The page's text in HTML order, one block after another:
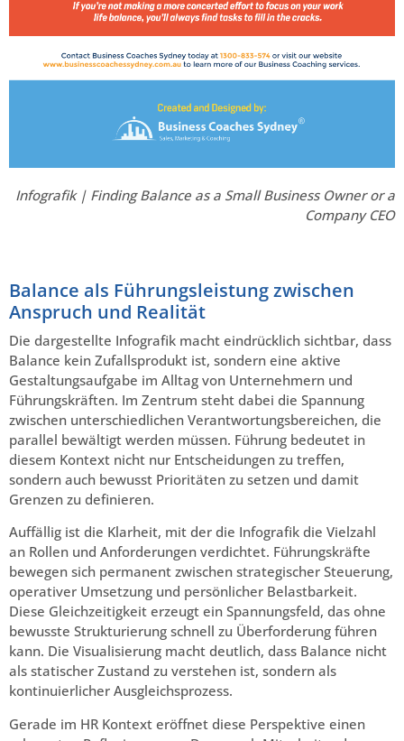
Infografik | Finding Balance as a Small Business Owner or a
Company CEO
Balance als Führungsleistung zwischen
Anspruch und Realität
Die dargestellte Infografik macht eindrücklich sichtbar, dass
Balance kein Zufallsprodukt ist, sondern eine aktive
Gestaltungsaufgabe im Alltag von Unternehmern und
Führungskräften. Im Zentrum steht dabei die Spannung
zwischen unterschiedlichen Verantwortungsbereichen, die
parallel bewältigt werden müssen. Führung bedeutet in
diesem Kontext nicht nur Entscheidungen zu treffen,
sondern auch bewusst Prioritäten zu setzen und damit
Grenzen zu definieren.
Auffällig ist die Klarheit, mit der die Infografik die Vielzahl
an Rollen und Anforderungen verdichtet. Führungskräfte
bewegen sich permanent zwischen strategischer Steuerung,
operativer Umsetzung und persönlicher Belastbarkeit.
Diese Gleichzeitigkeit erzeugt ein Spannungsfeld, das ohne
bewusste Strukturierung schnell zu Überforderung führen
kann. Die Visualisierung macht deutlich, dass Balance nicht
als statischer Zustand zu verstehen ist, sondern als
kontinuierlicher Ausgleichsprozess.
Gerade im HR Kontext eröffnet diese Perspektive einen